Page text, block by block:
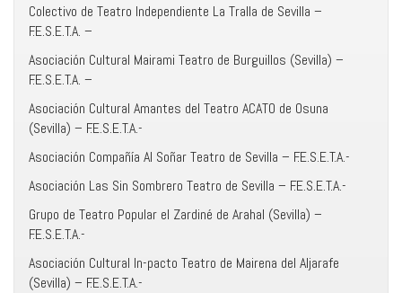
Colectivo de Teatro Independiente La Tralla de Sevilla –
F.E.S.E.T.A. –
Asociación Cultural Mairami Teatro de Burguillos (Sevilla) –
F.E.S.E.T.A. –
Asociación Cultural Amantes del Teatro ACATO de Osuna
(Sevilla) – F.E.S.E.T.A.-
Asociación Compañía Al Soñar Teatro de Sevilla – F.E.S.E.T.A.-
Asociación Las Sin Sombrero Teatro de Sevilla – F.E.S.E.T.A.-
Grupo de Teatro Popular el Zardiné de Arahal (Sevilla) –
F.E.S.E.T.A.-
Asociación Cultural In-pacto Teatro de Mairena del Aljarafe
(Sevilla) – F.E.S.E.T.A.-